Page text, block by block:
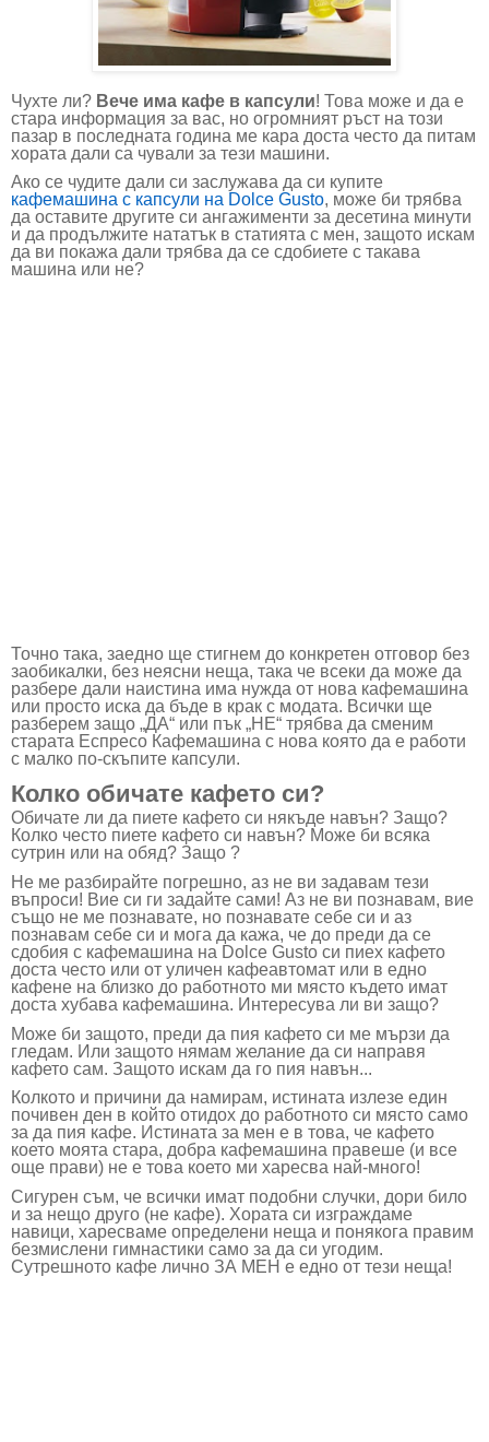
Чухте ли? Вече има кафе в капсули! Това може и да е
стара информация за вас, но огромният ръст на този
пазар в последната година ме кара доста често да питам
хората дали са чували за тези машини.
Ако се чудите дали си заслужава да си купите
кафемашина с капсули на Dolce Gusto, може би трябва
да оставите другите си ангажименти за десетина минути
и да продължите нататък в статията с мен, защото искам
да ви покажа дали трябва да се сдобиете с такава
машина или не?
Точно така, заедно ще стигнем до конкретен отговор без
заобикалки, без неясни неща, така че всеки да може да
разбере дали наистина има нужда от нова кафемашина
или просто иска да бъде в крак с модата. Всички ще
разберем защо „ДА“ или пък „НЕ“ трябва да сменим
старата Еспресо Кафемашина с нова която да е работи
с малко по-скъпите капсули.
Колко обичате кафето си?
Обичате ли да пиете кафето си някъде навън? Защо?
Колко често пиете кафето си навън? Може би всяка
сутрин или на обяд? Защо ?
Не ме разбирайте погрешно, аз не ви задавам тези
въпроси! Вие си ги задайте сами! Аз не ви познавам, вие
също не ме познавате, но познавате себе си и аз
познавам себе си и мога да кажа, че до преди да се
сдобия с кафемашина на Dolce Gusto си пиех кафето
доста често или от уличен кафеавтомат или в едно
кафене на близко до работното ми място където имат
доста хубава кафемашина. Интересува ли ви защо?
Може би защото, преди да пия кафето си ме мързи да
гледам. Или защото нямам желание да си направя
кафето сам. Защото искам да го пия навън...
Колкото и причини да намирам, истината излезе един
почивен ден в който отидох до работното си място само
за да пия кафе. Истината за мен е в това, че кафето
което моята стара, добра кафемашина правеше (и все
още прави) не е това което ми харесва най-много!
Сигурен съм, че всички имат подобни случки, дори било
и за нещо друго (не кафе). Хората си изграждаме
навици, харесваме определени неща и понякога правим
безмислени гимнастики само за да си угодим.
Сутрешното кафе лично ЗА МЕН е едно от тези неща!